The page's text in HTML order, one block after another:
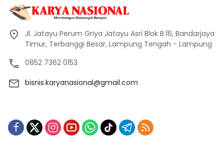
Jl. Jatayu Perum Griya Jatayu Asri Blok B.16, Bandarjaya
Timur, Terbanggi Besar, Lampung Tengah - Lampung
0852 7362 0153
bisnis.karyanasional@gmail.com